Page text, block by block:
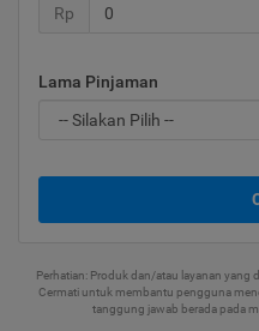
Rp
Lama Pinjaman
Perhatian: Produk dan/atau layanan
Cermati untuk membantu pengguna
tanggung jawab berada pada